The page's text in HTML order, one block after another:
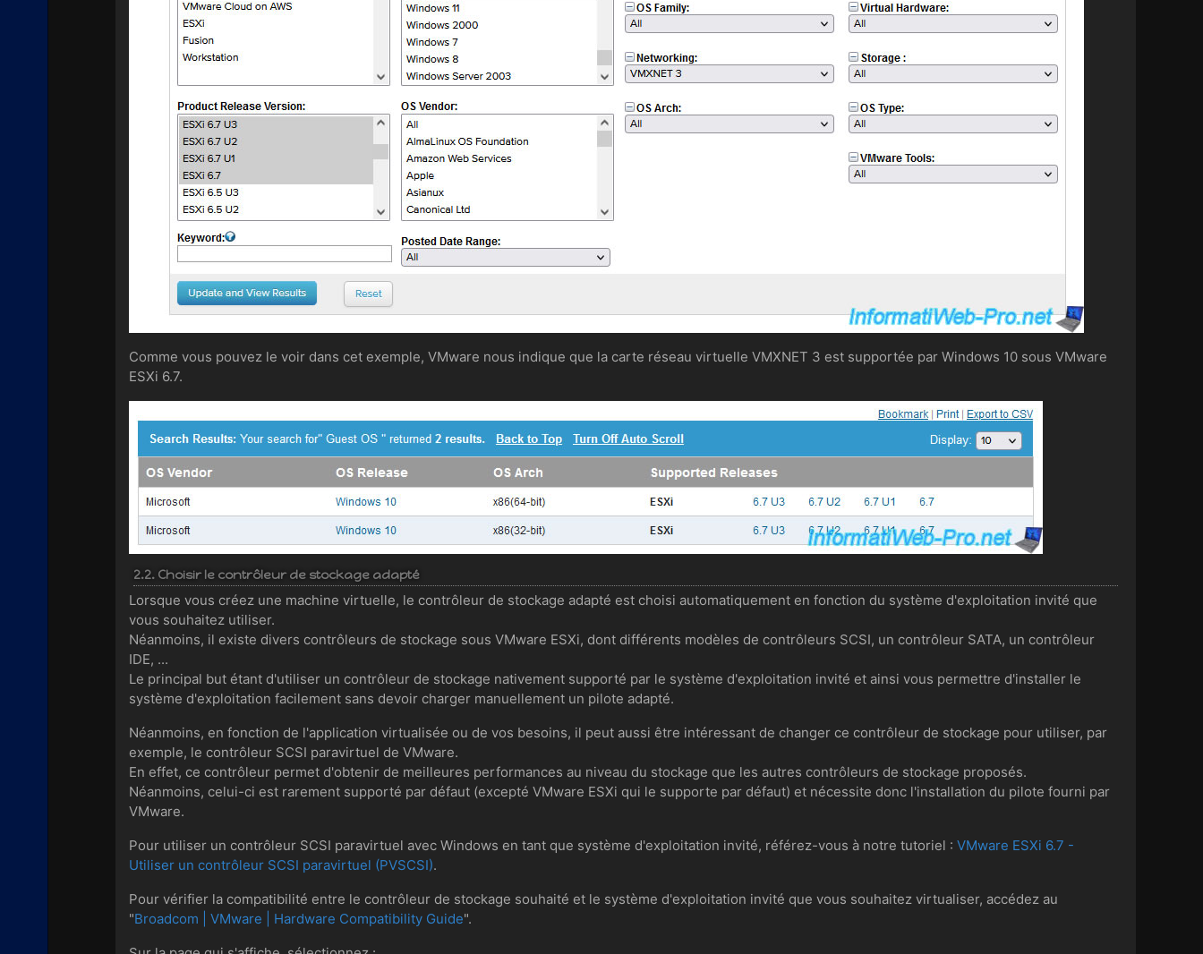
Comme vous pouvez le voir dans cet exemple, VMware nous indique que la carte réseau virtuelle VMXNET 3 est supportée par Windows 10 sous VMware
ESXi 6.7.
2.2. Choisir le contrôleur de stockage adapté
Lorsque vous créez une machine virtuelle, le contrôleur de stockage adapté est choisi automatiquement en fonction du système d'exploitation invité que
vous souhaitez utiliser.
Néanmoins, il existe divers contrôleurs de stockage sous VMware ESXi, dont différents modèles de contrôleurs SCSI, un contrôleur SATA, un contrôleur
IDE, ...
Le principal but étant d'utiliser un contrôleur de stockage nativement supporté par le système d'exploitation invité et ainsi vous permettre d'installer le
système d'exploitation facilement sans devoir charger manuellement un pilote adapté.
Néanmoins, en fonction de l'application virtualisée ou de vos besoins, il peut aussi être intéressant de changer ce contrôleur de stockage pour utiliser, par
exemple, le contrôleur SCSI paravirtuel de VMware.
En effet, ce contrôleur permet d'obtenir de meilleures performances au niveau du stockage que les autres contrôleurs de stockage proposés.
Néanmoins, celui-ci est rarement supporté par défaut (excepté VMware ESXi qui le supporte par défaut) et nécessite donc l'installation du pilote fourni par
VMware.
Pour utiliser un contrôleur SCSI paravirtuel avec Windows en tant que système d'exploitation invité, référez-vous à notre tutoriel : VMware ESXi 6.7 -
Utiliser un contrôleur SCSI paravirtuel (PVSCSI).
Pour vérifier la compatibilité entre le contrôleur de stockage souhaité et le système d'exploitation invité que vous souhaitez virtualiser, accédez au
"Broadcom | VMware | Hardware Compatibility Guide".